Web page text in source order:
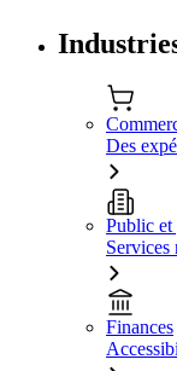
Des
Public et
Services
Finances